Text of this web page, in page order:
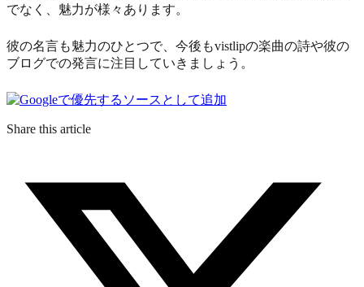
でなく、魅力が様々あります。
彼の名言も魅力のひとつで、今後もvistlipの楽曲の詩や彼の
ブログでの発言に注目していきましょう。
Share this article